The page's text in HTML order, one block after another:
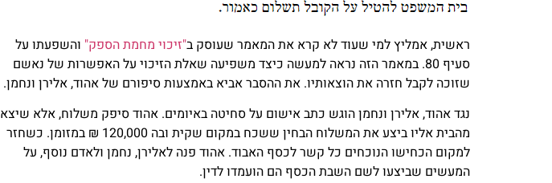
ראשית, אמליץ למי שעוד לא קרא את המאמר שעוסק ב"זיכוי מחמת הספק" והשפעתו על
סעיף 80. במאמר הזה נראה למעשה כיצד משפיעה שאלת הזיכוי על האפשרות של נאשם
שזוכה לקבל חזרה את הוצאותיו. את ההסבר אביא באמצעות סיפורם של אהוד, אלירן ונחמן.
נגד אהוד, אלירן ונחמן הוגש כתב אישום על סחיטה באיומים. אהוד סיפק משלוח, אלא שיצא
מהבית אליו ביצע את המשלוח הבחין ששכח במקום שקית ובה 120,000 ₪ במזומן. כשחזר
למקום הכחישו הנוכחים כל קשר לכסף האבוד. אהוד פנה לאלירן, נחמן ולאדם נוסף, על
המעשים שביצעו לשם השבת הכסף הם הועמדו לדין.